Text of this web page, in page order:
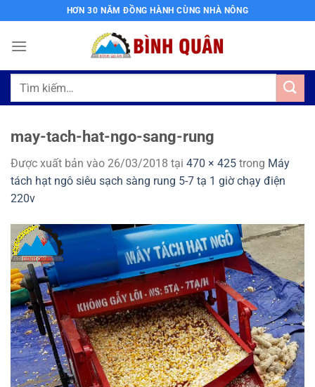
qua
nội
HƠN 30 NĂM ĐỒNG HÀNH CÙNG NHÀ NÔNG
Tìm
may-tach-hat-ngo-sang-rung
Được xuất bản vào 26/03/2018 tại 470 × 425 trong Máy
tách hạt ngô siêu sạch sàng rung 5-7 tạ 1 giờ chạy điện
220v